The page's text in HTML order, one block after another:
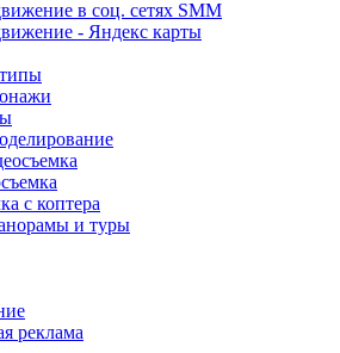
в соц. сетях SMM
- Яндекс карты
с коптера
и туры
реклама